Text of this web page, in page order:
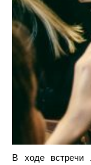
В ходе встречи